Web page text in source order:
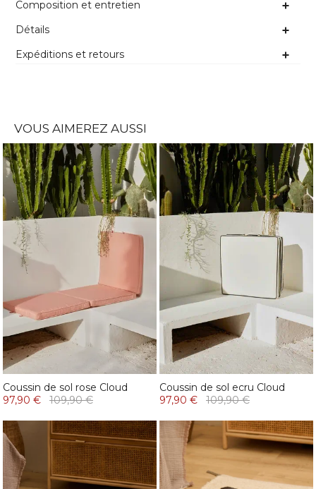
Composition et entretien
Détails
Expéditions et retours
VOUS AIMEREZ AUSSI
Coussin de sol rose Cloud
97,90 €
109,90 €
Coussin de sol ecru Cloud
97,90 €
109,90 €